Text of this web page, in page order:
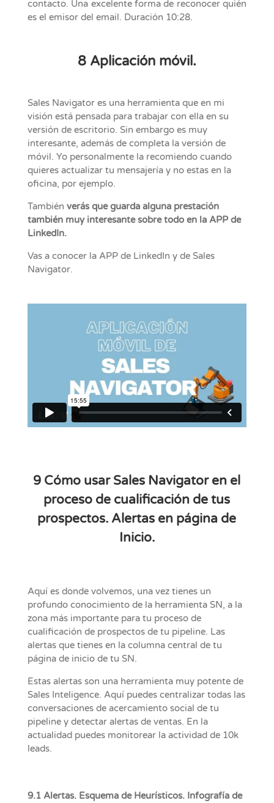
contacto. Una excelente forma de reconocer quién
es el emisor del email. Duración 10:28.
8 Aplicación móvil.
Sales Navigator es una herramienta que en mi
visión está pensada para trabajar con ella en su
versión de escritorio. Sin embargo es muy
interesante, además de completa la versión de
móvil. Yo personalmente la recomiendo cuando
quieres actualizar tu mensajería y no estas en la
oficina, por ejemplo.
También verás que guarda alguna prestación
también muy interesante sobre todo en la APP de
LinkedIn.
Vas a conocer la APP de LinkedIn y de Sales
Navigator.
9 Cómo usar Sales Navigator en el
proceso de cualificación de tus
prospectos. Alertas en página de
Inicio.
Aquí es donde volvemos, una vez tienes un
profundo conocimiento de la herramienta SN, a la
zona más importante para tu proceso de
cualificación de prospectos de tu pipeline. Las
alertas que tienes en la columna central de tu
página de inicio de tu SN.
Estas alertas son una herramienta muy potente de
Sales Inteligence. Aquí puedes centralizar todas las
conversaciones de acercamiento social de tu
pipeline y detectar alertas de ventas. En la
actualidad puedes monitorear la actividad de 10k
leads.
9.1 Alertas. Esquema de Heurísticos. Infografía de